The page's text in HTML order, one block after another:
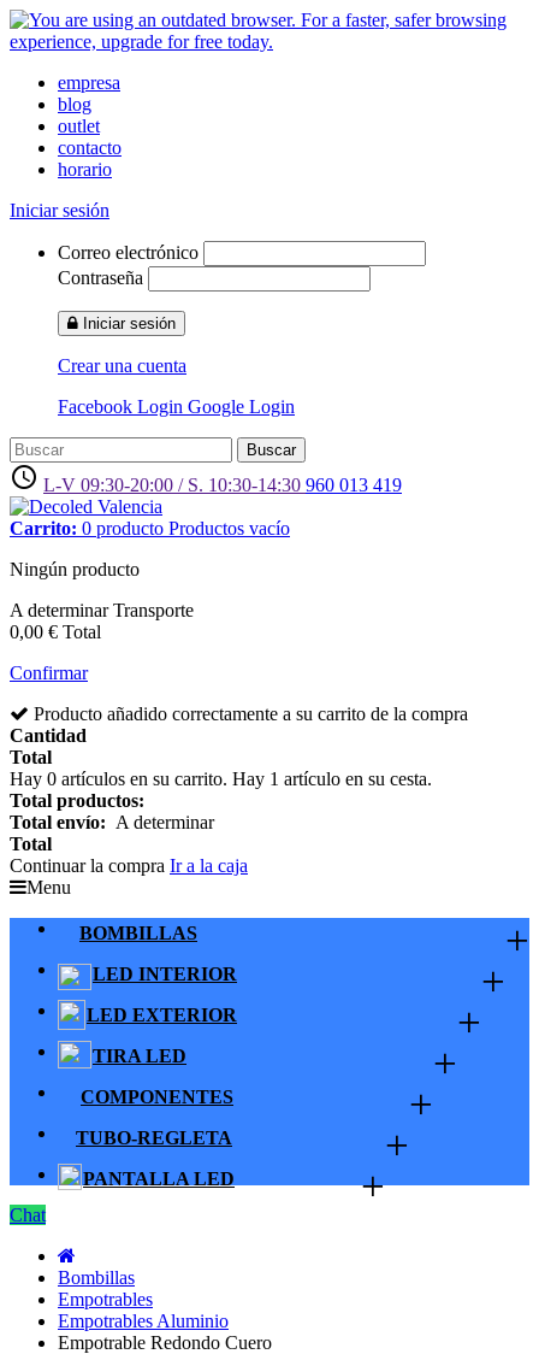
empresa
blog
outlet
contacto
horario
Iniciar sesión
Correo electrónico
Contraseña
Iniciar sesión
Crear una cuenta
Facebook Login Google Login
Buscar
access_time L-V 09:30-20:00 / S. 10:30-14:30 960 013 419
Carrito: 0 producto Productos vacío
Ningún producto
A determinarTransporte
0,00 € Total
Confirmar
Producto añadido correctamente a su carrito de la compra
Cantidad
Total
Hay 0 artículos en su carrito. Hay 1 artículo en su cesta.
Total productos:
Total envío: A determinar
Total
Continuar la compra Ir a la caja
Menu
BOMBILLAS +
LED INTERIOR +
LED EXTERIOR +
TIRA LED +
COMPONENTES +
TUBO-REGLETA +
PANTALLA LED +
Chat
Bombillas
Empotrables
Empotrables Aluminio
Empotrable Redondo Cuero